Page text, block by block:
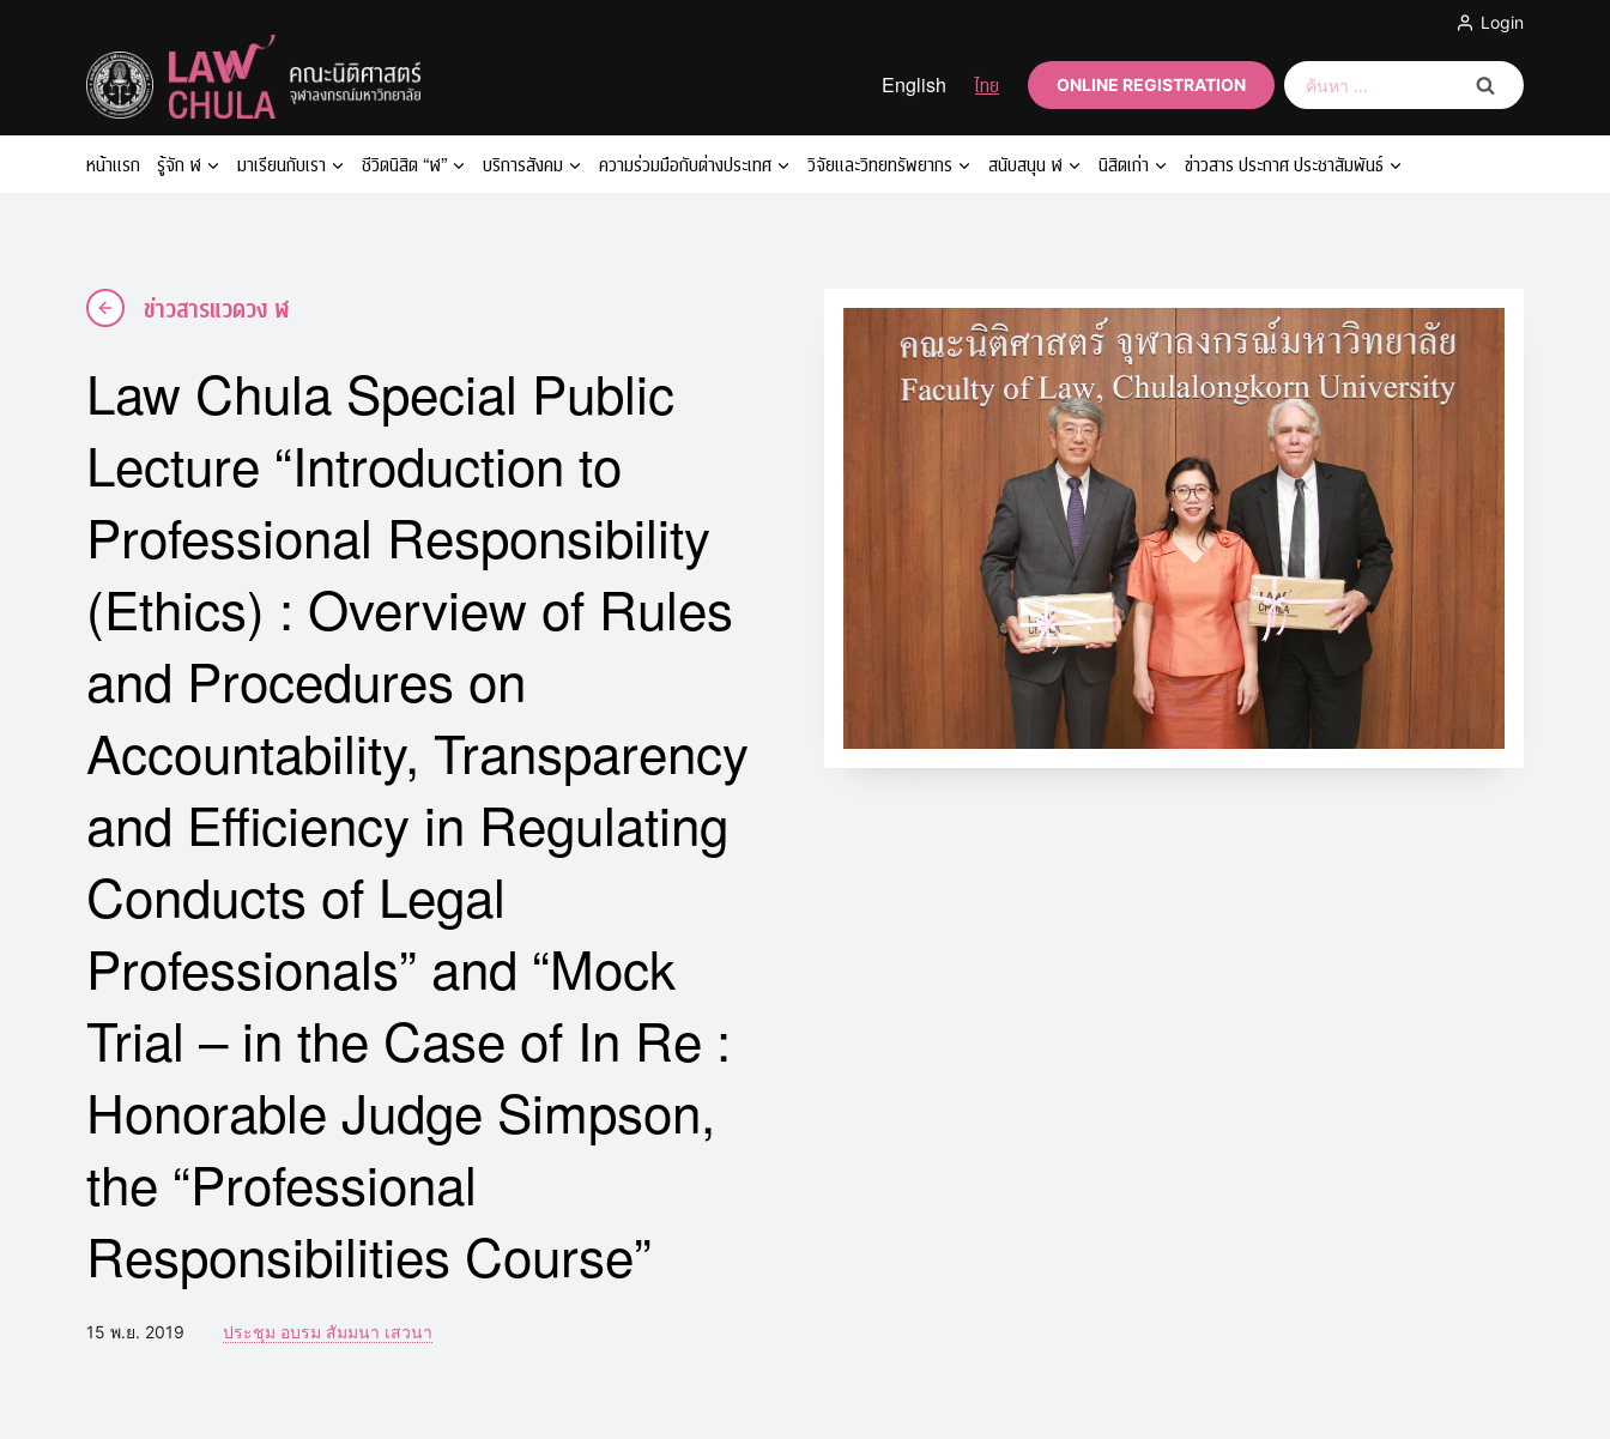
Login
English ไทย ONLINE REGISTRATION
ค้นหา
สำหรับ:
หน้าแรก รู้จัก ฬ มาเรียนกับเรา ชีวิตนิสิต “ฬ” บริการสังคม ความร่วมมือกับต่างประเทศ วิจัยและวิทยทรัพยากร สนับสนุน ฬ นิสิตเก่า ข่าวสาร ประกาศ ประชาสัมพันธ์
ข่าวสารแวดวง ฬ
Law Chula Special Public
Lecture “Introduction to
Professional Responsibility
(Ethics) : Overview of Rules
and Procedures on
Accountability, Transparency
and Efficiency in Regulating
Conducts of Legal
Professionals” and “Mock
Trial – in the Case of In Re :
Honorable Judge Simpson,
the “Professional
Responsibilities Course”
15 พ.ย. 2019 ประชุม อบรม สัมมนา เสวนา